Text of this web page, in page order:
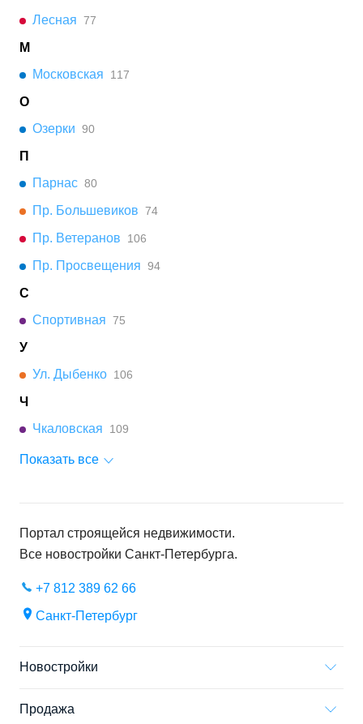
Лесная 77
М
Московская
117
О
Озерки 90
П
Парнас 80
Пр. Большевиков 74
Пр. Ветеранов 106
Пр. Просвещения 94
С
Спортивная 75
У
Ул. Дыбенко 106
Ч
Чкаловская
109
Показать все
Портал строящейся недвижимости.
Все новостройки Санкт-Петербурга.
+7 812 389 62 66
Санкт-Петербург
Новостройки
Продажа